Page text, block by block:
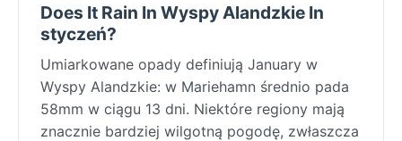
Does It Rain In Wyspy Alandzkie In
styczeń?
Umiarkowane opady definiują January w
Wyspy Alandzkie: w Mariehamn średnio pada
58mm w ciągu 13 dni. Niektóre regiony mają
znacznie bardziej wilgotną pogodę, zwłaszcza